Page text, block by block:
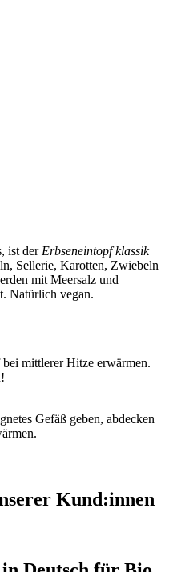
ist derErbseneintopf klassik
Sellerie, Karotten, Zwiebeln
mit Meersalz und
Natürlich vegan.
mittlerer Hitze erwärmen.
Gefäß geben, abdecken
Kund:innen